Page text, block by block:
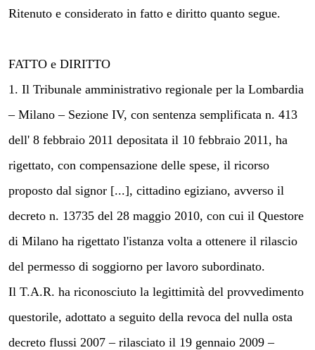
Ritenuto e considerato in fatto e diritto quanto segue.
FATTO e DIRITTO
1. Il Tribunale amministrativo regionale per la Lombardia
– Milano – Sezione IV, con sentenza semplificata n. 413
dell' 8 febbraio 2011 depositata il 10 febbraio 2011, ha
rigettato, con compensazione delle spese, il ricorso
proposto dal signor [...], cittadino egiziano, avverso il
decreto n. 13735 del 28 maggio 2010, con cui il Questore
di Milano ha rigettato l'istanza volta a ottenere il rilascio
del permesso di soggiorno per lavoro subordinato.
Il T.A.R. ha riconosciuto la legittimità del provvedimento
questorile, adottato a seguito della revoca del nulla osta
decreto flussi 2007 – rilasciato il 19 gennaio 2009 –